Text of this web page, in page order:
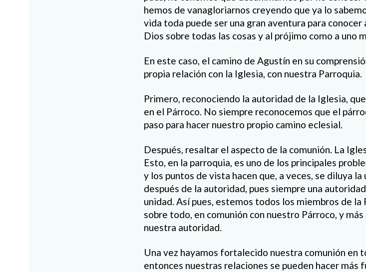
hemos de vanagloriarnos creyendo que ya lo
vida toda puede ser una gran aventura para
Dios sobre todas las cosas y al prójimo como a uno
En este caso, el camino de Agustín en su
propia relación con la Iglesia, con nuestra Parroquia.
Primero, reconociendo la autoridad de la Iglesia,
en el Párroco. No siempre reconocemos que el
paso para hacer nuestro propio camino eclesial.
Después, resaltar el aspecto de la comunión. La
Esto, en la parroquia, es uno de los principales
y los puntos de vista hacen que, a veces, se diluya
después de la autoridad, pues siempre una
unidad. Así pues, estemos todos los miembros de
sobre todo, en comunión con nuestro Párroco, y
nuestra autoridad.
Una vez hayamos fortalecido nuestra comunión en
entonces nuestras relaciones se pueden hacer más